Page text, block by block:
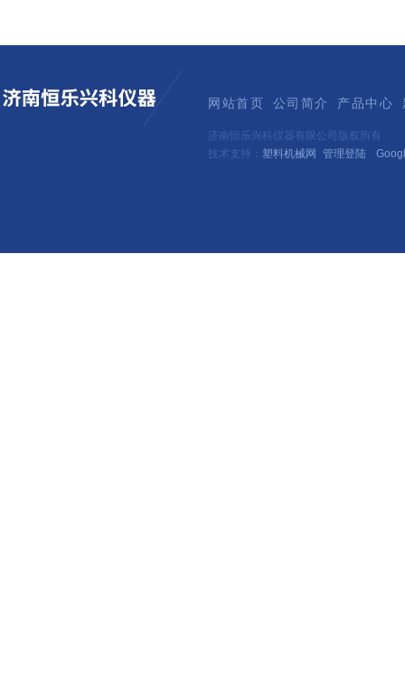
网站首页 公司简介 产品中心
济南恒乐兴科仪器有限公司版权所有
技术支持： 塑料机械网 管理登陆